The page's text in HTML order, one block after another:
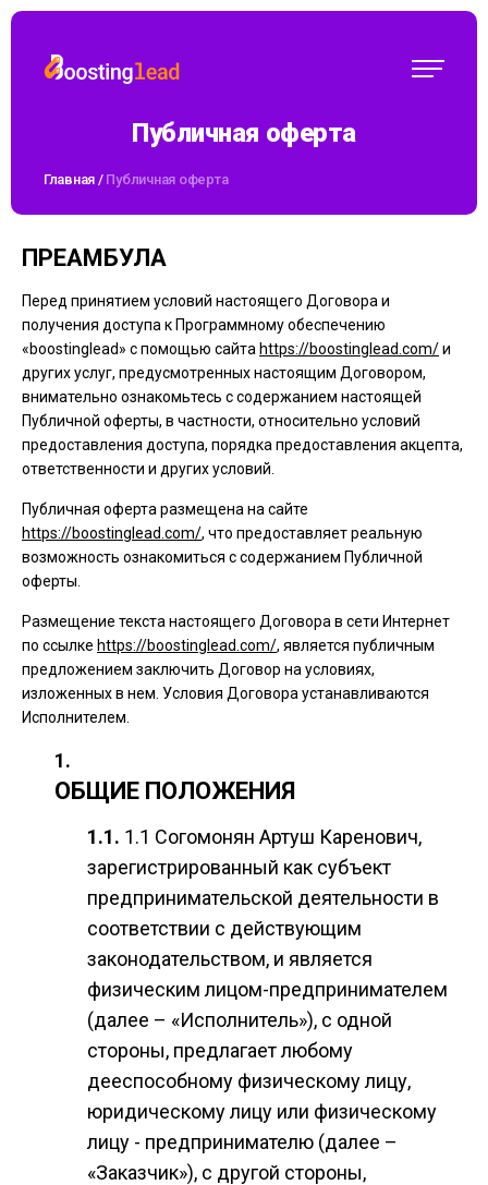
Публичная оферта
Главная / Публичная оферта
ПРЕАМБУЛА
Перед принятием условий настоящего Договора и
получения доступа к Программному обеспечению
«boostinglead» с помощью сайта https://boostinglead.com/и
других услуг, предусмотренных настоящим Договором,
внимательно ознакомьтесь с содержанием настоящей
Публичной оферты, в частности, относительно условий
предоставления доступа, порядка предоставления акцепта,
ответственности и других условий.
Публичная оферта размещена на сайте
https://boostinglead.com/, что предоставляет реальную
возможность ознакомиться с содержанием Публичной
оферты.
Размещение текста настоящего Договора в сети Интернет
по ссылке https://boostinglead.com/, является публичным
предложением заключить Договор на условиях,
изложенных в нем. Условия Договора устанавливаются
Исполнителем.
ОБЩИЕ ПОЛОЖЕНИЯ
1.1 Согомонян Артуш Каренович,
зарегистрированный как субъект
предпринимательской деятельности в
соответствии с действующим
законодательством, и является
физическим лицом-предпринимателем
(далее – «Исполнитель»), с одной
стороны, предлагает любому
дееспособному физическому лицу,
юридическому лицу или физическому
лицу - предпринимателю (далее –
«Заказчик»), с другой стороны,